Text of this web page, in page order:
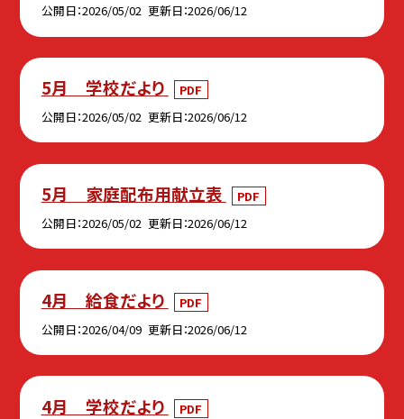
公開日 2026/05/02 更新日 2026/06/12
5月 学校だより
PDF
公開日 2026/05/02 更新日 2026/06/12
5月 家庭配布用献立表
PDF
公開日 2026/05/02 更新日 2026/06/12
4月 給食だより
PDF
公開日 2026/04/09 更新日 2026/06/12
4月 学校だより
PDF